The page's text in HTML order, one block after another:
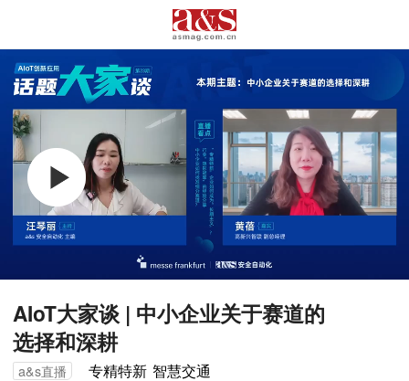
AIoT大家谈 | 中小企业关于赛道的
选择和深耕
专精特新 智慧交通
AIoT大家谈 | 中小企业关于赛道的
选择和深耕
a&s直播 专精特新 智慧交通